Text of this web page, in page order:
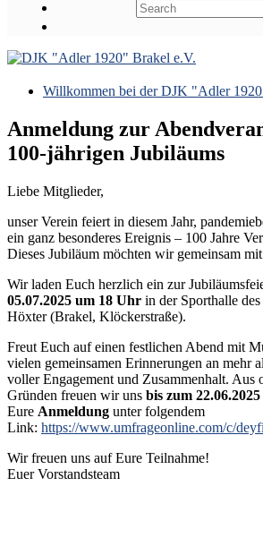
Willkommen bei der DJK "Adler
Anmeldung zur
100-jährigen Jubiläums
Liebe Mitglieder,
unser Verein feiert in diesem Jahr,
ein ganz besonderes Ereignis – 100 Jahre
Dieses Jubiläum möchten wir gemeinsam
Wir laden Euch herzlich ein zur
05.07.2025 um 18 Uhr in der Sporthalle
Höxter (Brakel, Klöckerstraße).
Freut Euch auf einen festlichen Abend mit
vielen gemeinsamen Erinnerungen an mehr
voller Engagement und Zusammenhalt. Aus
Gründen freuen wir uns bis zum 22.06.2025
Eure Anmeldung unter folgendem
Link: https://www.umfrageonline.com/c/
Wir freuen uns auf Eure Teilnahme!
Euer Vorstandsteam